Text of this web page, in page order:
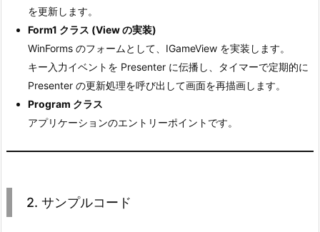
ル
と
Presenterに統合する場合
を更新します。
Form1 クラス (View の実装)
WinForms のフォームとして、IGameView を実装します。
キー入力イベントを Presenter に伝播し、タイマーで定期的に
Presenter の更新処理を呼び出して画面を再描画します。
Program クラス
アプリケーションのエントリーポイントです。
2. サンプルコード